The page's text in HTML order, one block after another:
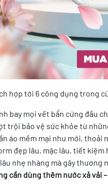
hợp tới 6 công dụng trong
bay mọi vết bẩn cứng đầu
trội bảo vệ sức khỏe từ
áo mềm mại như mới, thoải
đẹp lâu, mặc lâu, tiết kiệm
nhẹ nhàng mà gây thương
cần dùng thêm nước xả vải